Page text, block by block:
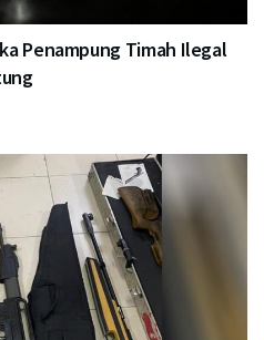
Penampung Timah Ilegal